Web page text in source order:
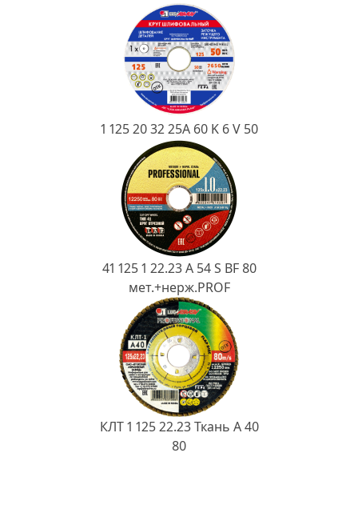
1 125 20 32 25А 60 K 6 V 50
41 125 1 22.23 A 54 S BF 80
мет.+нерж.PROF
КЛТ 1 125 22.23 Ткань A 40
80